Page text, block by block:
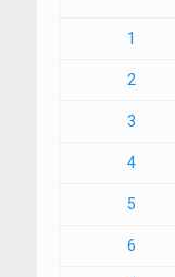
1
2
3
4
5
6